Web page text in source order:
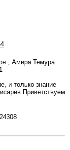
, Амира Темура
и только знание
Приветствуем